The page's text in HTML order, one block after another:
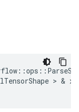
::ops ::
> & x